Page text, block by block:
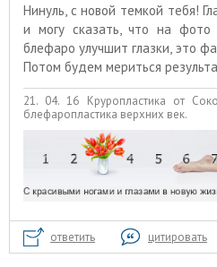
Нинуль, с новой темкой тебя!
и могу сказать, что на фото
блефаро улучшит глазки, это
Потом будем мериться
21. 04. 16 Круропластика от
блефаропластика верхних век.
ответить цитировать